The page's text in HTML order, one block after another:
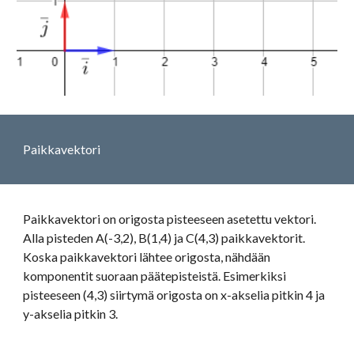
Paikkavektori
Paikkavektori on origosta pisteeseen asetettu vektori.
Alla pisteden A(-3,2), B(1,4) ja C(4,3) paikkavektorit.
Koska paikkavektori lähtee origosta, nähdään
komponentit suoraan päätepisteistä. Esimerkiksi
pisteeseen (4,3) siirtymä origosta on x-akselia pitkin 4 ja
y-akselia pitkin 3.